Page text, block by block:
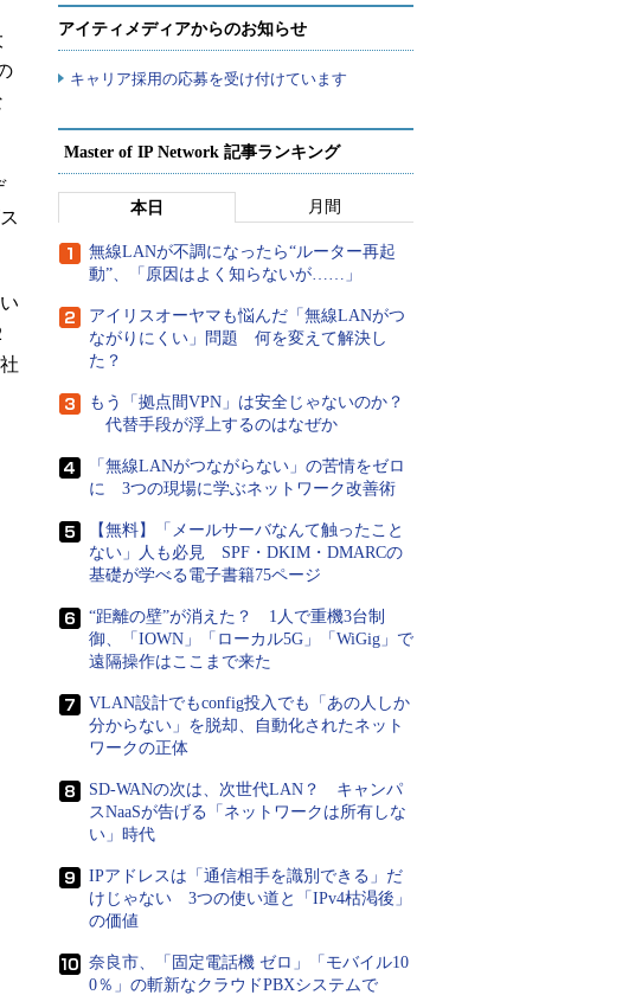
アイティメディアからのお知らせ
キャリア採用の応募を受け付けています
Master of IP Network 記事ランキング
本日 月間
無線LANが不調になったら“ルーター再起
動”、「原因はよく知らないが……」
アイリスオーヤマも悩んだ「無線LANがつ
ながりにくい」問題 何を変えて解決し
た？
もう「拠点間VPN」は安全じゃないのか？
代替手段が浮上するのはなぜか
「無線LANがつながらない」の苦情をゼロ
に 3つの現場に学ぶネットワーク改善術
【無料】「メールサーバなんて触ったこと
ない」人も必見 SPF・DKIM・DMARCの
基礎が学べる電子書籍75ページ
“距離の壁”が消えた？ 1人で重機3台制
御、「IOWN」「ローカル5G」「WiGig」で
遠隔操作はここまで来た
VLAN設計でもconfig投入でも「あの人しか
分からない」を脱却、自動化されたネット
ワークの正体
SD-WANの次は、次世代LAN？ キャンパ
スNaaSが告げる「ネットワークは所有しな
い」時代
IPアドレスは「通信相手を識別できる」だ
けじゃない 3つの使い道と「IPv4枯渇後」
の価値
奈良市、「固定電話機 ゼロ」「モバイル10
0％」の斬新なクラウドPBXシステムで